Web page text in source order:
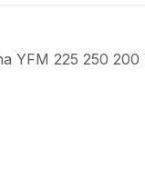
YFM 225 250